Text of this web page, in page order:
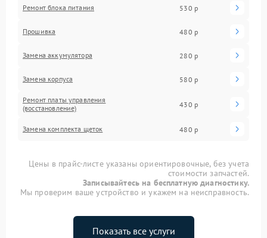
Ремонт блока питания 530 р
Прошивка 480 р
Замена аккумулятора 280 р
Замена корпуса 580 р
Ремонт платы управления
(восстановление)
430 р
Замена комплекта щеток 480 р
Цены в прайс-листе указаны ориентировочные, без учета
стоимости запчастей.
Записывайтесь на бесплатную диагностику.
Мы проверим ваше устройство и укажем на неисправность.
Показать все услуги